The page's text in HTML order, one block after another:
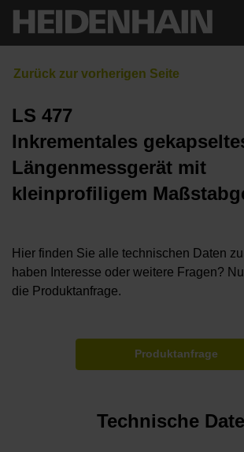
LS 477
Inkrementales
Längenmessgerät mit
kleinprofiligem
Hier finden Sie alle technischen Daten
haben Interesse oder weitere Fragen?
die Produktanfrage.
Produktanfrage
Technische